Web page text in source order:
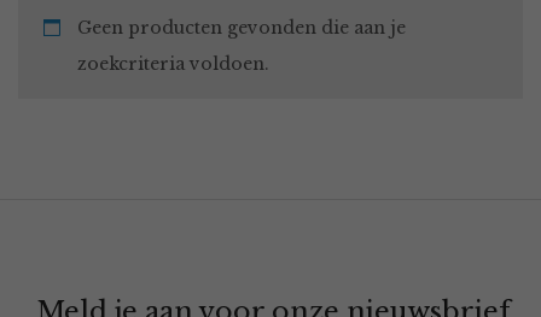
Geen producten gevonden die aan je
zoekcriteria voldoen.